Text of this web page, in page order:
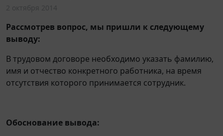
Рассмотрев вопрос, мы пришли к следующему
выводу:
В трудовом договоре необходимо указать фамилию,
имя и отчество конкретного работника, на время
отсутствия которого принимается сотрудник.
Обоснование вывода: